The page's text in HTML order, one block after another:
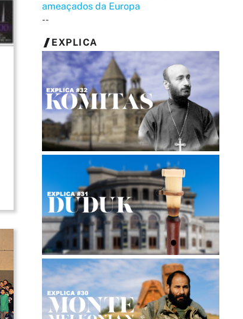
ameaçados da Europa
--
EXPLICA